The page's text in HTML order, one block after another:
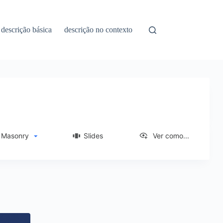
descrição básica descrição no contexto
Slides Ver como...